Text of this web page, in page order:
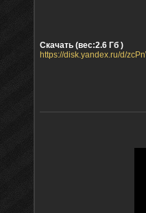
Скачать (вес:2.6 Гб )
https://disk.yandex.ru/d/